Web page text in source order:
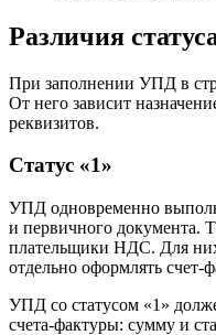
Различия
При заполнении УПД в
От него зависит
реквизитов.
Статус «1»
УПД одновременно
и первичного документа.
плательщики НДС. Для
отдельно оформлять счет-
УПД со статусом «1»
счета‑фактуры: сумму и